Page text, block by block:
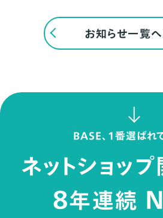
お知らせ一覧
BASE、1番選ばれ
ネットショッ
8年連続